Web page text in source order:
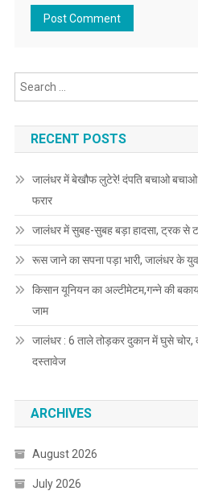
RECENT POSTS
जालंधर में बेखौफ लुटेरे! दंपति बचाओ
फरार
जालंधर में सुबह-सुबह बड़ा हादसा, ट्रक से
रूस जाने का सपना पड़ा भारी, जालंधर के
किसान यूनियन का अल्टीमेटम,गन्ने की
जाम
जालंधर : 6 ताले तोड़कर दुकान में घुसे
दस्तावेज
ARCHIVES
August 2026
July 2026